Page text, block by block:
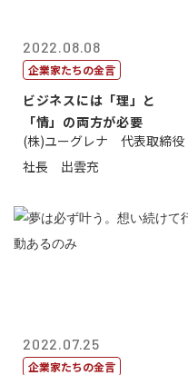
2022.08.08
企業家たちの金言
ビジネスには「理」と
「情」の両方が必要
(株)ユーグレナ 代表取締役
社長 出雲充
2022.07.25
企業家たちの金言